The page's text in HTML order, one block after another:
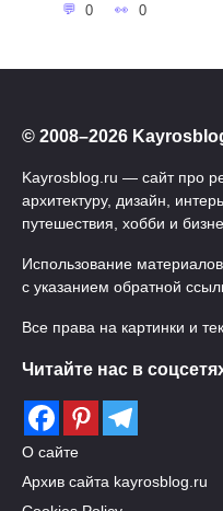
0 0
© 2008–2026
Kayrosblog.ru — сайт про
архитектуру, дизайн,
путешествия, хобби и
Использование
с указанием обратной
Все права на картинки и
Читайте нас в
О сайте
Архив сайта kayrosblog.ru